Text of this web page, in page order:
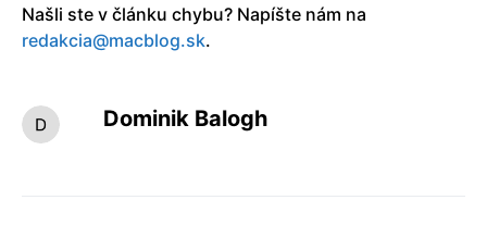
Našli ste v článku chybu? Napíšte nám na
redakcia@macblog.sk.
Dominik Balogh